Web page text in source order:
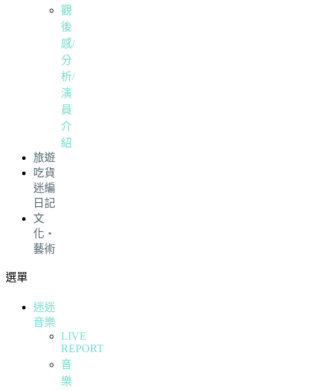
觀
後
感/
分
析/
演
員
介
紹
旅遊
吃貨
迷編
日記
文
化・
藝術
選單
迷迷
音樂
LIVE
REPORT
音
樂